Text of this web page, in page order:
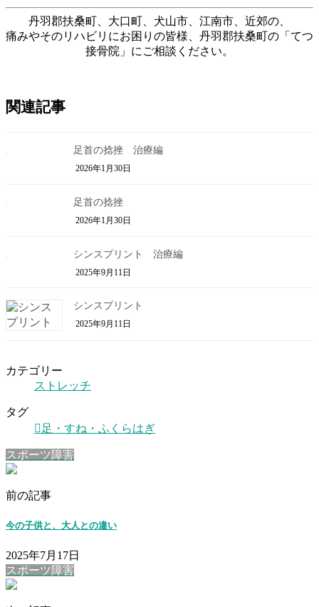
丹羽郡扶桑町、大口町、犬山市、江南市、近郊の、
痛みやそのリハビリにお困りの皆様、丹羽郡扶桑町の「てつ
接骨院」にご相談ください。
関連記事
足首の捻挫 治療編
2026年1月30日
足首の捻挫
2026年1月30日
シンスプリント 治療編
2025年9月11日
シンスプリント
2025年9月11日
カテゴリー
ストレッチ
タグ
足・すね・ふくらはぎ
スポーツ障害
前の記事
今の子供と、大人との違い
2025年7月17日
スポーツ障害